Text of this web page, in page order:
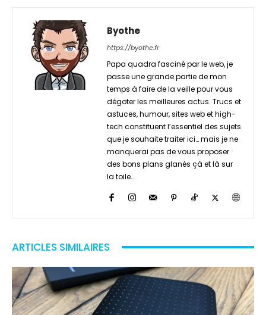
Byothe
https://byothe.fr
Papa quadra fasciné par le web, je
passe une grande partie de mon
temps à faire de la veille pour vous
dégoter les meilleures actus. Trucs et
astuces, humour, sites web et high-
tech constituent l’essentiel des sujets
que je souhaite traiter ici… mais je ne
manquerai pas de vous proposer
des bons plans glanés çà et là sur
la toile…
ARTICLES SIMILAIRES